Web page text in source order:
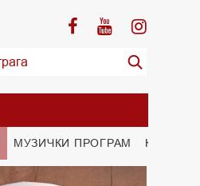
МУЗИЧКИ ПРОГРАМ